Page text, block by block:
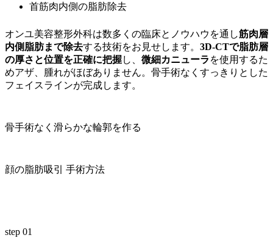
首筋肉内側の脂肪除去
オンユ美容整形外科は数多くの臨床とノウハウを通し筋肉層
内側脂肪まで除去する技術をお見せします。 3D-CTで脂肪層
の厚さと位置を正確に把握し、 微細カニューラ を使用するた
めアザ、腫れがほぼありません。骨手術なくすっきりとした
フェイスラインが完成します。
骨手術なく滑らかな輪郭を作る
顔の脂肪吸引 手術方法
step 01